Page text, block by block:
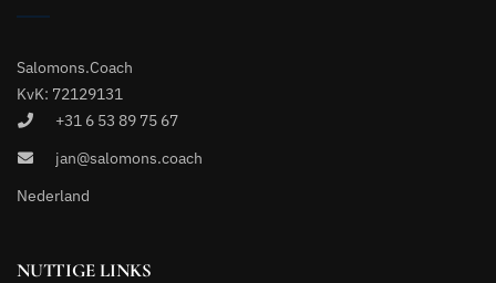
Salomons.Coach
KvK: 72129131
+31 6 53 89 75 67
jan@salomons.coach
Nederland
NUTTIGE LINKS